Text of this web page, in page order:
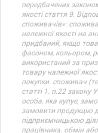
передбачених
якості стаття 9.
споживачів»:
належної якості на
придбаний, якщо
фасоном, кольором,
використаний за
товару належної
покупки. споживач
статті 1. п.22 закону
особа, яка купує,
замовити продукцію
підприємницькою
працівника. обмін